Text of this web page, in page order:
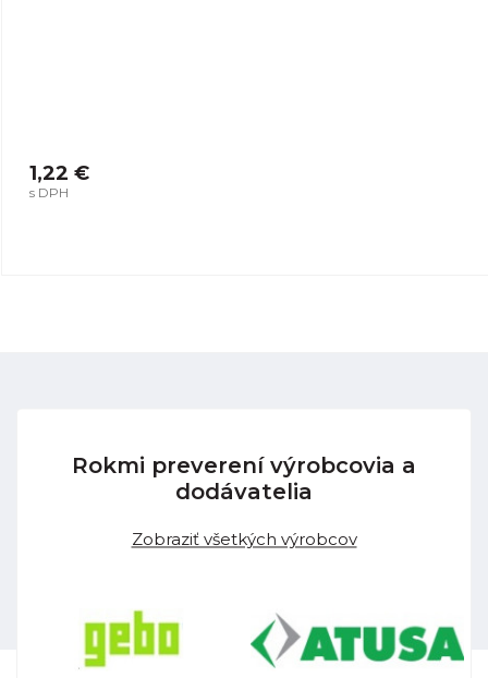
1,22 €
s DPH
Rokmi preverení výrobcovia a
dodávatelia
Zobraziť všetkých výrobcov